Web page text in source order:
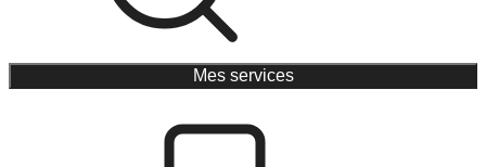
Mes services